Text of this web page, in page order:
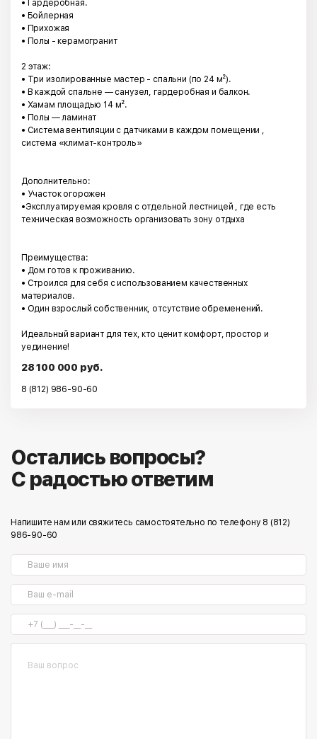
• Гардеробная.
• Бойлерная
• Прихожая
• Полы - керамогранит
2 этаж:
• Три изолированные мастер - спальни (по 24 м²).
• В каждой спальне — санузел, гардеробная и балкон.
• Хамам площадью 14 м².
• Полы — ламинат
• Система вентиляции с датчиками в каждом помещении ,
система «климат-контроль»
Дополнительно:
• Участок огорожен
•Эксплуатируемая кровля с отдельной лестницей , где есть
техническая возможность организовать зону отдыха
Преимущества:
• Дом готов к проживанию.
• Строился для себя с использованием качественных
материалов.
• Один взрослый собственник, отсутствие обременений.
Идеальный вариант для тех, кто ценит комфорт, простор и
уединение!
28 100 000 руб.
8 (812) 986-90-60
Остались вопросы?
С радостью ответим
Напишите нам или свяжитесь самостоятельно по телефону 8 (812)
986-90-60